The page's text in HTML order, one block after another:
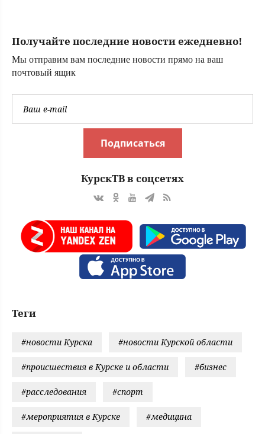
криптообменников
Получайте последние новости ежедневно!
Мы отправим вам последние новости прямо на ваш
почтовый ящик
Подписаться
КурскТВ в соцсетях
Теги
#новости Курска #новости Курской области
#происшествия в Курске и области #бизнес
#расследования #спорт
#мероприятия в Курске #медицина